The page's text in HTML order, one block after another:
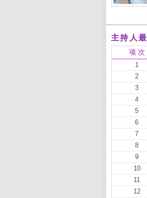
主持人
项 次
1
2
3
4
5
6
7
8
9
10
11
12